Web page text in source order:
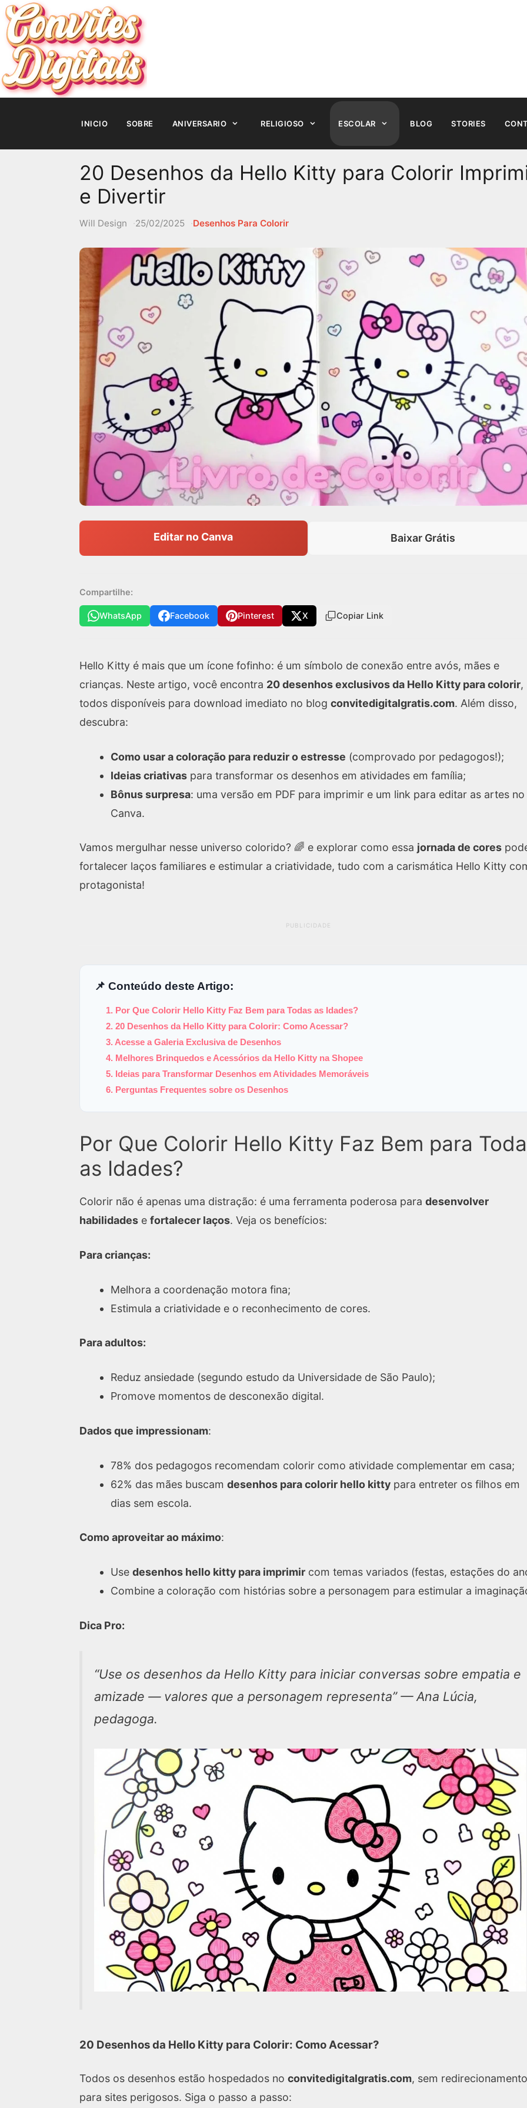
Pular
para
conteúdo
INICIO SOBRE ANIVERSARIO RELIGIOSO ESCOLAR BLOG STORIES
20 Desenhos da Hello Kitty para Colorir
e Divertir
Will Design 25/02/2025 Desenhos Para Colorir
Editar no Canva Baixar Grátis
Compartilhe:
WhatsApp Facebook Pinterest X Copiar Link
Hello Kitty é mais que um ícone fofinho: é um símbolo de conexão entre avós, mães e
crianças. Neste artigo, você encontra 20 desenhos exclusivos da Hello Kitty para colorir,
todos disponíveis para download imediato no blog convitedigitalgratis.com. Além disso,
descubra:
Como usar a coloração para reduzir o estresse (comprovado por pedagogos!);
Ideias criativas para transformar os desenhos em atividades em família;
Bônus surpresa: uma versão em PDF para imprimir e um link para editar as artes no
Canva.
Vamos mergulhar nesse universo colorido? 🌈 e explorar como essa jornada de cores
fortalecer laços familiares e estimular a criatividade, tudo com a carismática Hello Kitty
protagonista!
PUBLICIDADE
📌 Conteúdo deste Artigo:
1. Por Que Colorir Hello Kitty Faz Bem para Todas as Idades?
2. 20 Desenhos da Hello Kitty para Colorir: Como Acessar?
3. Acesse a Galeria Exclusiva de Desenhos
4. Melhores Brinquedos e Acessórios da Hello Kitty na Shopee
5. Ideias para Transformar Desenhos em Atividades Memoráveis
6. Perguntas Frequentes sobre os Desenhos
Por Que Colorir Hello Kitty Faz Bem para
as Idades?
Colorir não é apenas uma distração: é uma ferramenta poderosa para desenvolver
habilidadese fortalecer laços. Veja os benefícios:
Para crianças:
Melhora a coordenação motora fina;
Estimula a criatividade e o reconhecimento de cores.
Para adultos:
Reduz ansiedade (segundo estudo da Universidade de São Paulo);
Promove momentos de desconexão digital.
Dados que impressionam:
78% dos pedagogos recomendam colorir como atividade complementar em casa;
62% das mães buscamdesenhos para colorir hello kitty para entreter os filhos em
dias sem escola.
Como aproveitar ao máximo:
Usedesenhos hello kitty para imprimir com temas variados (festas, estações do
Combine a coloração com histórias sobre a personagem para estimular a
Dica Pro:
“Use os desenhos da Hello Kitty para iniciar conversas sobre empatia e
amizade — valores que a personagem representa”— Ana Lúcia,
pedagoga.
20 Desenhos da Hello Kitty para Colorir: Como Acessar?
Todos os desenhos estão hospedados no convitedigitalgratis.com, sem redirecionamento
para sites perigosos. Siga o passo a passo: